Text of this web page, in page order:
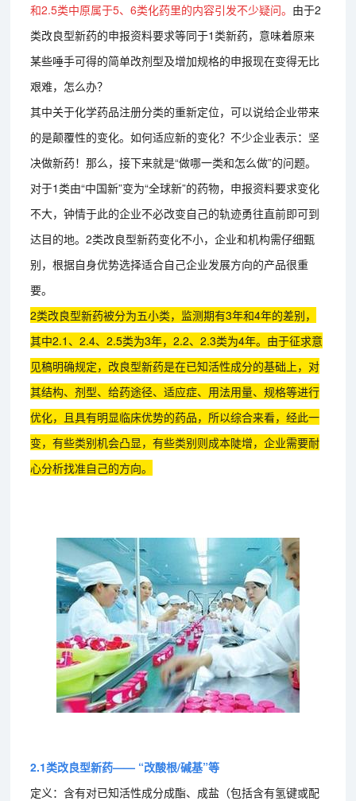
和2.5类中原属于5、6类化药里的内容引发不少疑问。 由于2
类改良型新药的申报资料要求等同于1类新药，意味着原来
某些唾手可得的简单改剂型及增加规格的申报现在变得无比
艰难，怎么办？
其中关于化学药品注册分类的重新定位，可以说给企业带来
的是颠覆性的变化。如何适应新的变化？不少企业表示：坚
决做新药！那么，接下来就是“做哪一类和怎么做”的问题。
对于1类由“中国新”变为“全球新”的药物，申报资料要求变化
不大，钟情于此的企业不必改变自己的轨迹勇往直前即可到
达目的地。2类改良型新药变化不小，企业和机构需仔细甄
别，根据自身优势选择适合自己企业发展方向的产品很重
要。
2类改良型新药被分为五小类，监测期有3年和4年的差别，
其中2.1、2.4、2.5类为3年，2.2、2.3类为4年。由于征求意
见稿明确规定，改良型新药是在已知活性成分的基础上，对
其结构、剂型、给药途径、适应症、用法用量、规格等进行
优化，且具有明显临床优势的药品，所以综合来看，经此一
变，有些类别机会凸显，有些类别则成本陡增，企业需要耐
心分析找准自己的方向。
2.1类改良型新药—— “改酸根/碱基”等
定义：含有对已知活性成分成酯、成盐（包括含有氢键或配